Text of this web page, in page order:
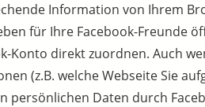
Information von Ihrem
für Ihre Facebook-Freunde
Konto direkt zuordnen. Auch
(z.B. welche Webseite Sie
persönlichen Daten durch